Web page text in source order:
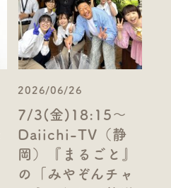
2026/06/26
7/3(金)18:15～
Daiichi-TV（静
岡）『まるごと』
の「みやぞんチャ